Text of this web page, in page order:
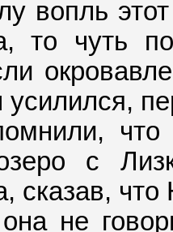
вопль
то чуть
усилился,
с
сказав, что
не